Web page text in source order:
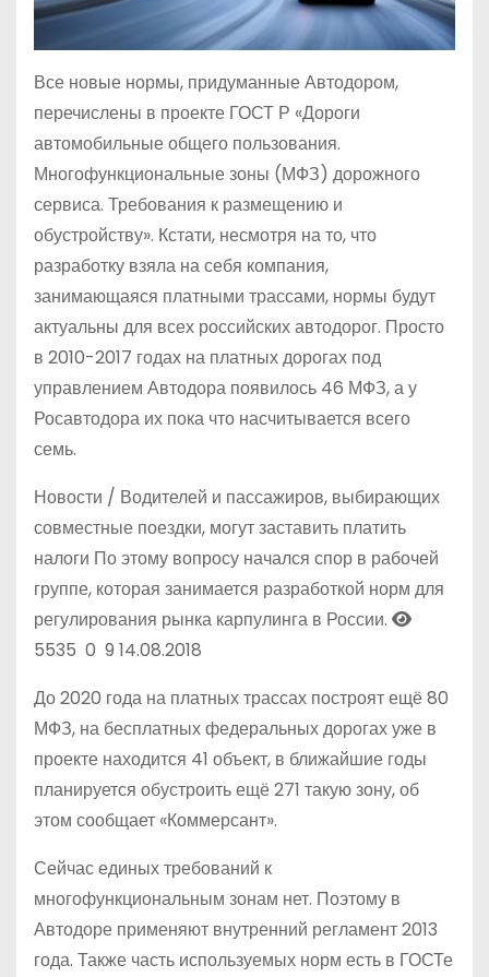
Все новые нормы, придуманные Автодором,
перечислены в проекте ГОСТ Р «Дороги
автомобильные общего пользования.
Многофункциональные зоны (МФЗ) дорожного
сервиса. Требования к размещению и
обустройству». Кстати, несмотря на то, что
разработку взяла на себя компания,
занимающаяся платными трассами, нормы будут
актуальны для всех российских автодорог. Просто
в 2010-2017 годах на платных дорогах под
управлением Автодора появилось 46 МФЗ, а у
Росавтодора их пока что насчитывается всего
семь.
Новости / Водителей и пассажиров, выбирающих
совместные поездки, могут заставить платить
налоги По этому вопросу начался спор в рабочей
группе, которая занимается разработкой норм для
регулирования рынка карпулинга в России.
5535 0 9 14.08.2018
До 2020 года на платных трассах построят ещё 80
МФЗ, на бесплатных федеральных дорогах уже в
проекте находится 41 объект, в ближайшие годы
планируется обустроить ещё 271 такую зону, об
этом сообщает «Коммерсант».
Сейчас единых требований к
многофункциональным зонам нет. Поэтому в
Автодоре применяют внутренний регламент 2013
года. Также часть используемых норм есть в ГОСТе